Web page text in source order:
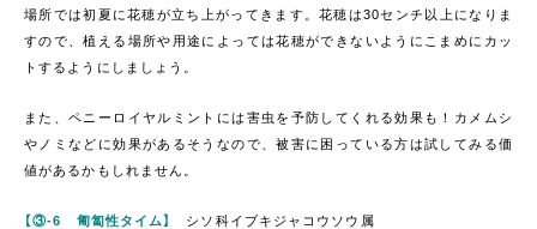
場所では初夏に花穂が立ち上がってきます。花穂は30センチ以上になりま
すので、植える場所や用途によっては花穂ができないようにこまめにカッ
トするようにしましょう。
また、ペニーロイヤルミントには害虫を予防してくれる効果も！カメムシ
やノミなどに効果があるそうなので、被害に困っている方は試してみる価
値があるかもしれません。
【③-6 匍匐性タイム】
シソ科イブキジャコウソウ属